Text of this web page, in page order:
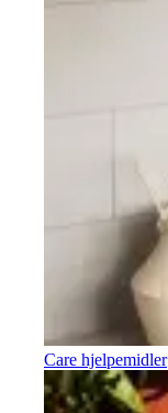
Care hjelpemidler